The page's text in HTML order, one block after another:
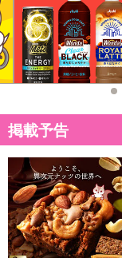
によるお申込み後の
【お支払いについて】
※送料はお試し費用に
※d払い、PayPay、au
Payでお支払いの場合
※予約商品は決済手段
了することがござい
さい。
【配送伝票番号につ
※配送形態がメール便
伝票番号がマイページ
掲載予告